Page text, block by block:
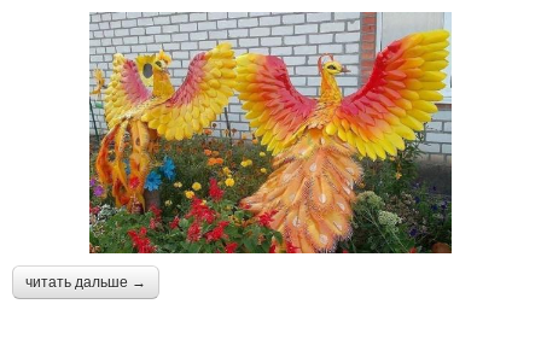
читать дальше →